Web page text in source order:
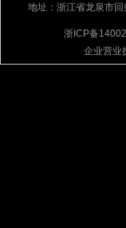
地址：浙江省龙泉市
浙ICP备
企业营业